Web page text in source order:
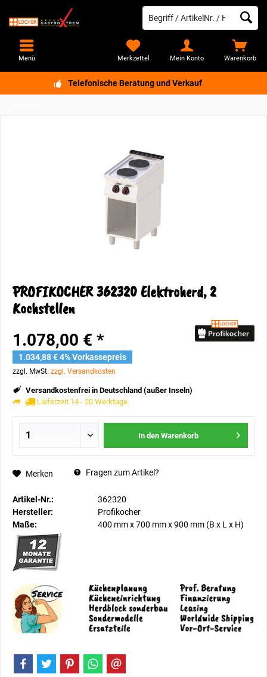
Telefonische Beratung und Verkauf
Warenkorb
Merkzettel Mein Konto
Menü
PROFIKOCHER 362320 Elektroherd, 2
Kochstellen
1.078,00 € *
1.034,88 € 4% Vorkassepreis
zzgl. MwSt. zzgl. Versandkosten
Versandkostenfrei in Deutschland (außer Inseln)
Lieferzeit 14 - 20 Werktage
In den Warenkorb
Merken Fragen zum Artikel?
Artikel-Nr.:
362320
Hersteller:
Profikocher
Maße:
400 mmx700 mmx900 mm (B x L x H)